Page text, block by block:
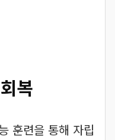
복
훈련을 통해 자립